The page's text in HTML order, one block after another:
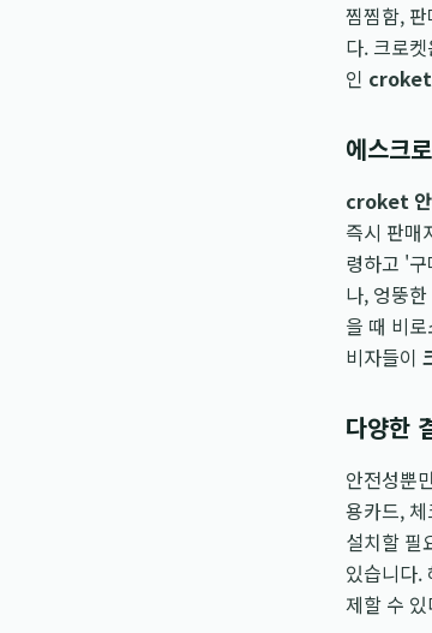
찜찜함,
다. 크로
인 croket
에스크
croket 안
즉시 판매
령하고 '
나, 엉뚱
을 때 비
비자들이
다양한
안전성뿐
용카드,
설치할 필
있습니다.
제할 수